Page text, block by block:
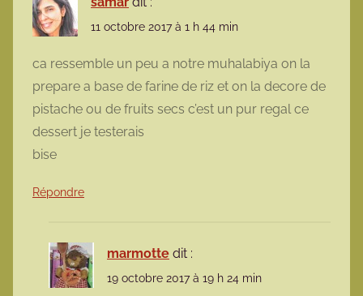
11 octobre 2017 à 1 h 44 min
ca ressemble un peu a notre muhalabiya on la
prepare a base de farine de riz et on la decore de
pistache ou de fruits secs c’est un pur regal ce
dessert je testerais
bise
Répondre
marmotte dit :
19 octobre 2017 à 19 h 24 min